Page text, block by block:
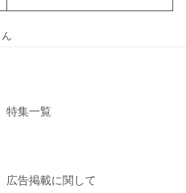
特集一覧
広告掲載に関して